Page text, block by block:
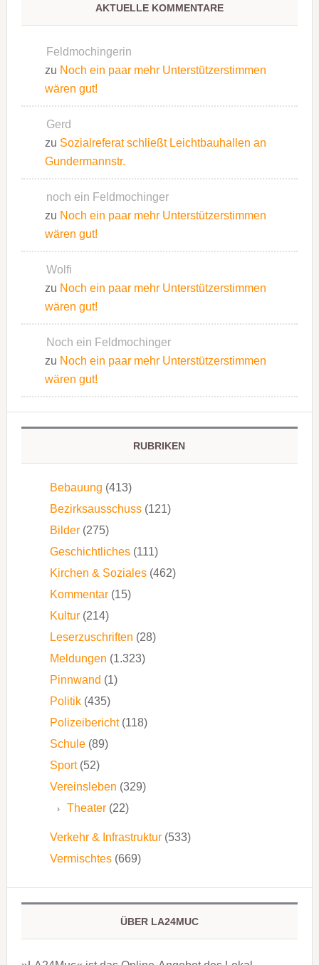
AKTUELLE KOMMENTARE
Feldmochingerin
zu Noch ein paar mehr Unterstützerstimmen
wären gut!
Gerd
zu Sozialreferat schließt Leichtbauhallen an
Gundermannstr.
noch ein Feldmochinger
zu Noch ein paar mehr Unterstützerstimmen
wären gut!
Wolfi
zu Noch ein paar mehr Unterstützerstimmen
wären gut!
Noch ein Feldmochinger
zu Noch ein paar mehr Unterstützerstimmen
wären gut!
RUBRIKEN
Bebauung (413)
Bezirksausschuss(121)
Bilder(275)
Geschichtliches(111)
Kirchen & Soziales(462)
Kommentar(15)
Kultur(214)
Leserzuschriften (28)
Meldungen (1.323)
Pinnwand (1)
Politik(435)
Polizeibericht(118)
Schule(89)
Sport(52)
Vereinsleben (329)
Theater(22)
Verkehr & Infrastruktur(533)
Vermischtes(669)
ÜBER LA24MUC